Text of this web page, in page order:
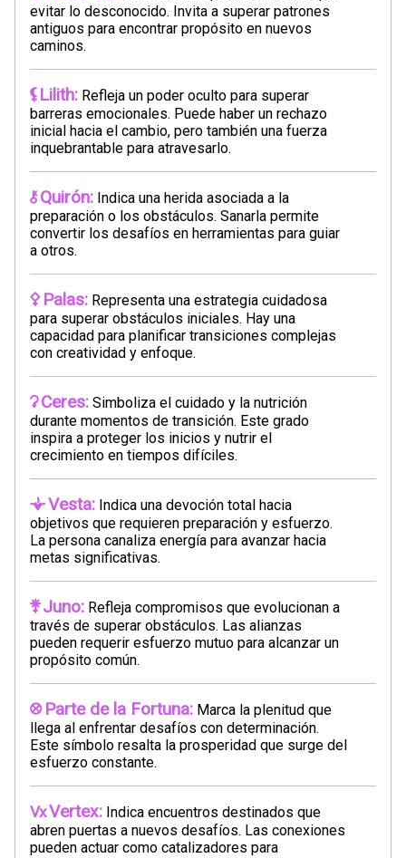
evitar lo desconocido. Invita a superar patrones
antiguos para encontrar propósito en nuevos
caminos.
Lilith: Refleja un poder oculto para superar
barreras emocionales. Puede haber un rechazo
inicial hacia el cambio, pero también una fuerza
inquebrantable para atravesarlo.
Quirón: Indica una herida asociada a la
preparación o los obstáculos. Sanarla permite
convertir los desafíos en herramientas para guiar
a otros.
Palas: Representa una estrategia cuidadosa
para superar obstáculos iniciales. Hay una
capacidad para planificar transiciones complejas
con creatividad y enfoque.
Ceres: Simboliza el cuidado y la nutrición
durante momentos de transición. Este grado
inspira a proteger los inicios y nutrir el
crecimiento en tiempos difíciles.
Vesta: Indica una devoción total hacia
objetivos que requieren preparación y esfuerzo.
La persona canaliza energía para avanzar hacia
metas significativas.
Juno: Refleja compromisos que evolucionan a
través de superar obstáculos. Las alianzas
pueden requerir esfuerzo mutuo para alcanzar un
propósito común.
Parte de la Fortuna: Marca la plenitud que
llega al enfrentar desafíos con determinación.
Este símbolo resalta la prosperidad que surge del
esfuerzo constante.
Vertex:Indica encuentros destinados que
abren puertas a nuevos desafíos. Las conexiones
pueden actuar como catalizadores para